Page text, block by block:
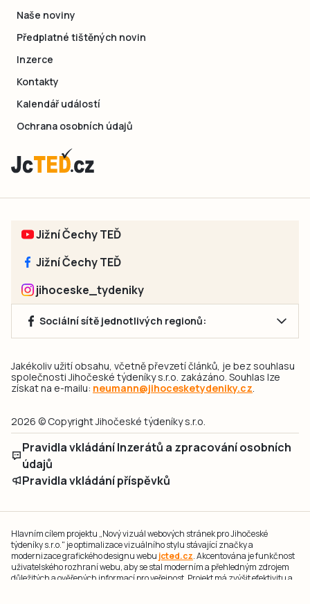
Naše noviny
Předplatné tištěných novin
Inzerce
Kontakty
Kalendář událostí
Ochrana osobních údajů
Jižní Čechy TEĎ
Jižní Čechy TEĎ
jihoceske_tydeniky
Sociální sítě jednotlivých regionů:
Jakékoliv užití obsahu, včetně převzetí článků, je bez souhlasu
společnosti Jihočeské týdeníky s.r.o. zakázáno. Souhlas lze
získat na e-mailu: neumann@jihocesketydeniky.cz
2026 © Copyright Jihočeské týdeníky s.r.o.
Pravidla vkládání Inzerátů a zpracování osobních
údajů
Pravidla vkládání příspěvků
Hlavním cílem projektu „Nový vizuál webových stránek pro Jihočeské
týdeníky s.r.o." je optimalizace vizuálního stylu stávající značky a
modernizace grafického designu webu jcted.cz. Akcentována je funkčnost
uživatelského rozhraní webu, aby se stal moderním a přehledným zdrojem
důležitých a ověřených informací pro veřejnost. Projekt má zvýšit efektivitu a